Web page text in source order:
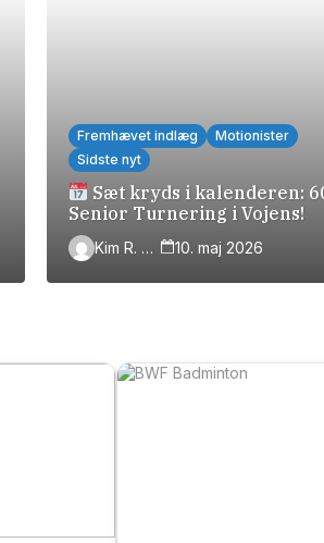
Fremhævet indlæg
Motionister
Sidste nyt
Sæt kryds i kalenderen:
Senior Turnering i Vojens!
Kim R. Simonsen 10. maj 2026